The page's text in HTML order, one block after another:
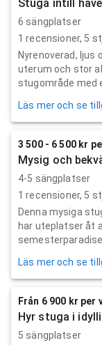
Stuga intill
6 sängplatser
1 recensioner, 5
Nyrenoverad,
uterum och stor
stugområde med
Läs mer och se
3 500 - 6 500 kr
Mysig och
4-5 sängplatser
1 recensioner, 5
Denna mysiga
har uteplatser åt
Läs mer och se
Från 6 900 kr per
Hyr stuga i
5 sängplatser